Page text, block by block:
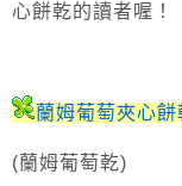
心餅乾的讀者喔！
蘭姆葡萄夾心餅
(蘭姆葡萄乾)